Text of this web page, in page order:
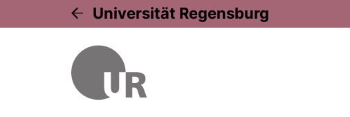
Universität Regensburg